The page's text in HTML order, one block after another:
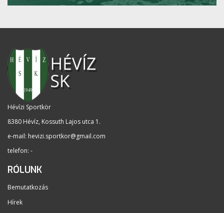
Hévízi Sportkör
8380 Hévíz, Kossuth Lajos utca 1 .
e-mail: hevizi.sportkor@gmail.com
telefon: -
RÓLUNK
Bemutatkozás
Hírek